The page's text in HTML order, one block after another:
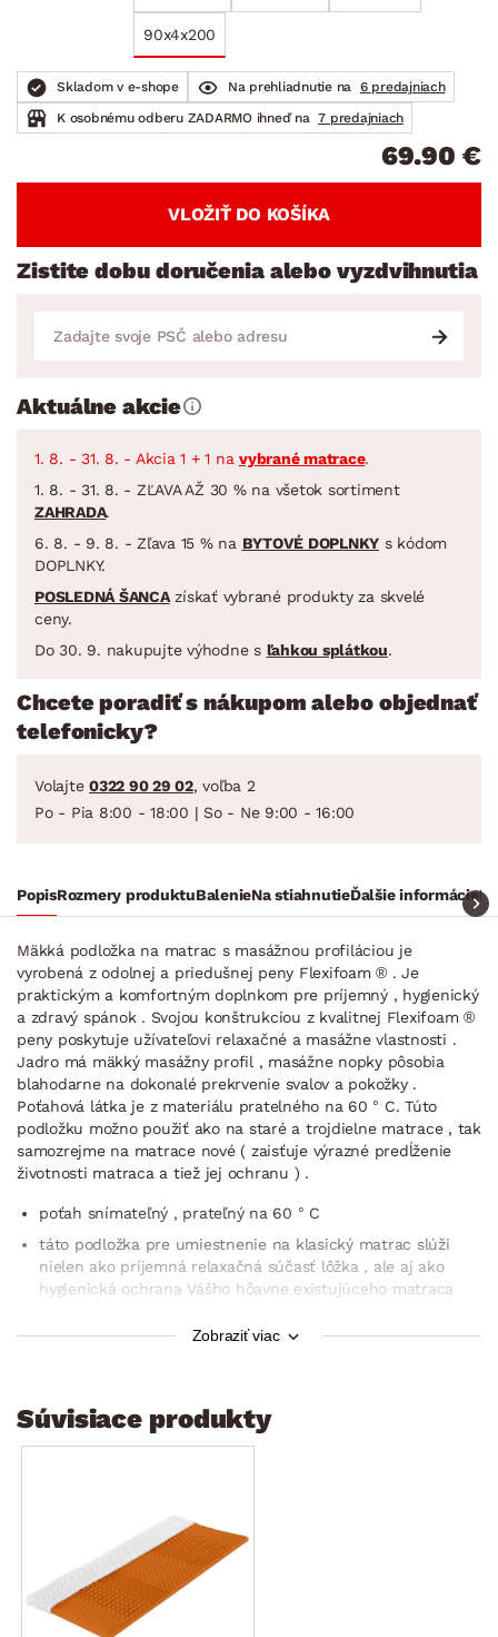
90x4x200
Skladom v e-shope Na prehliadnutie na
6 predajniach
K osobnému odberu ZADARMO ihneď na 7 predajniach
69.90 €
VLOŽIŤ DO KOŠÍKA
Zistite dobu doručenia alebo vyzdvihnutia
Aktuálne akcie
1. 8. - 31. 8. - Akcia 1 + 1 na vybrané matrace.
1. 8. - 31. 8. - ZĽAVA AŽ 30 % na všetok sortiment
ZAHRADA.
6. 8. - 9. 8. - Zľava 15 % na BYTOVÉ DOPLNKY s kódom
DOPLNKY.
POSLEDNÁ ŠANCAzískať vybrané produkty za skvelé
ceny.
Do 30. 9. nakupujte výhodne s ľahkou splátkou.
Chcete poradiť s nákupom alebo objednať
telefonicky?
Volajte 0322 90 29 02, voľba 2
Po - Pia 8:00 - 18:00 | So - Ne 9:00 - 16:00
PopisRozmery produktuBalenieNa stiahnutieĎalšie informácie
Mäkká podložka na matrac s masážnou profiláciou je
vyrobená z odolnej a priedušnej peny Flexifoam ® . Je
praktickým a komfortným doplnkom pre príjemný , hygienický
a zdravý spánok . Svojou konštrukciou z kvalitnej Flexifoam ®
peny poskytuje užívateľovi relaxačné a masážne vlastnosti .
Jadro má mäkký masážny profil , masážne nopky pôsobia
blahodarne na dokonalé prekrvenie svalov a pokožky .
Poťahová látka je z materiálu pratelného na 60 ° C. Túto
podložku možno použiť ako na staré a trojdielne matrace , tak
samozrejme na matrace nové ( zaisťuje výrazné predĺženie
životnosti matraca a tiež jej ochranu ) .
poťah snímateľný , prateľný na 60 ° C
táto podložka pre umiestnenie na klasický matrac slúži
nielen ako príjemná relaxačná súčasť lôžka , ale aj ako
hygienická ochrana Vášho hôavne existujúceho matraca
v rohoch gumovými páskami
výška cca 4 cm
podložka bola testovaná 40.000× mechanickými cykly ,
Zobraziť viac
Súvisiace produkty